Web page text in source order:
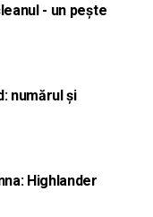
- un pește
numărul și
Highlander